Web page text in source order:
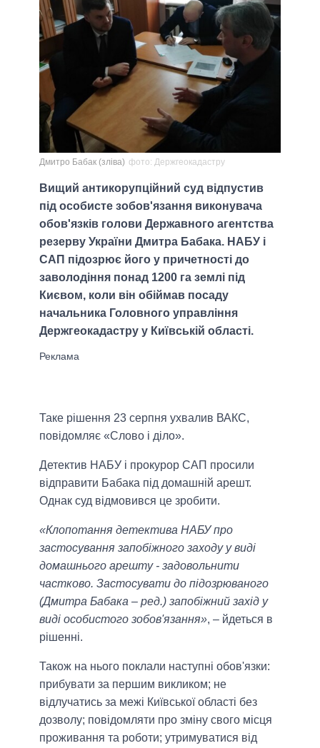
Дмитро Бабак (зліва) фото: Держгеокадастру
Вищий антикорупційний суд відпустив
під особисте зобов'язання виконувача
обов'язків голови Державного агентства
резерву України Дмитра Бабака. НАБУ і
САП підозрює його у причетності до
заволодіння понад 1200 га землі під
Києвом, коли він обіймав посаду
начальника Головного управління
Держгеокадастру у Київській області.
Таке рішення 23 серпня ухвалив ВАКС,
повідомляє «Слово і діло».
Детектив НАБУ і прокурор САП просили
відправити Бабака під домашній арешт.
Однак суд відмовився це зробити.
«Клопотання детектива НАБУ про
застосування запобіжного заходу у виді
домашнього арешту - задовольнити
частково. Застосувати до підозрюваного
(Дмитра Бабака – ред.) запобіжний захід у
виді особистого зобов'язання», – йдеться в
рішенні.
Також на нього поклали наступні обов'язки:
прибувати за першим викликом; не
відлучатись за межі Київської області без
дозволу; повідомляти про зміну свого місця
проживання та роботи; утримуватися від